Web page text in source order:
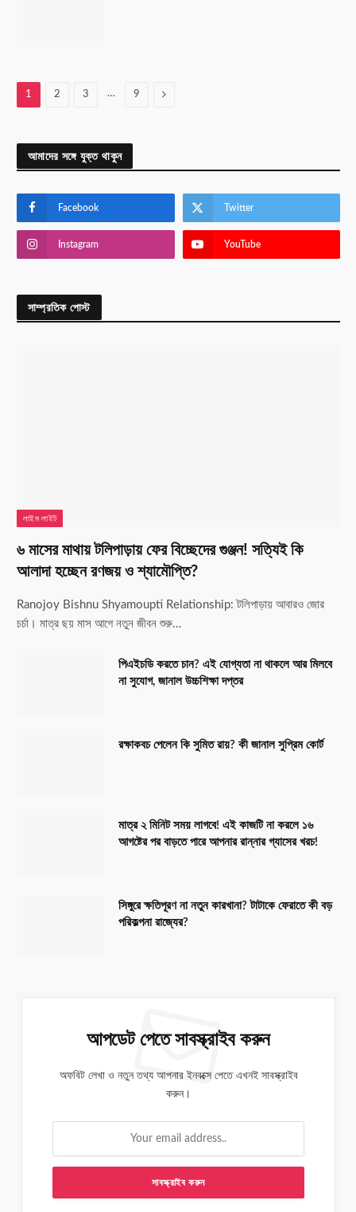
1 2 3 … 9 Next
আমাদের সঙ্গে যুক্ত থাকুন
Facebook Twitter
Instagram YouTube
সাম্প্রতিক পোস্ট
লাইম লাইট
৬ মাসের মাথায় টলিপাড়ায় ফের বিচ্ছেদের গুঞ্জন! সত্যিই কি
আলাদা হচ্ছেন রণজয় ও শ্যামৌপ্তি?
Ranojoy Bishnu Shyamoupti Relationship: টলিপাড়ায় আবারও জোর
চর্চা। মাত্র ছয় মাস আগে নতুন জীবন শুরু…
পিএইচডি করতে চান? এই যোগ্যতা না থাকলে আর মিলবে
না সুযোগ, জানাল উচ্চশিক্ষা দপ্তর
রক্ষাকবচ পেলেন কি সুমিত রায়? কী জানাল সুপ্রিম কোর্ট
মাত্র ২ মিনিট সময় লাগবে! এই কাজটি না করলে ১৬
আগষ্টের পর বাড়তে পারে আপনার রান্নার গ্যাসের খরচ!
সিঙ্গুরে ক্ষতিপূরণ না নতুন কারখানা? টাটাকে ফেরাতে কী বড়
পরিকল্পনা রাজ্যের?
আপডেট পেতে সাবস্ক্রাইব করুন
অফবিট লেখা ও নতুন তথ্য আপনার ইনবক্সে পেতে এখনই সাবস্ক্রাইব
করুন।